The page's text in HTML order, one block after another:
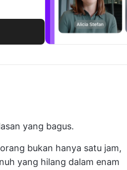
yang bagus.
bukan hanya satu jam,
yang hilang dalam enam